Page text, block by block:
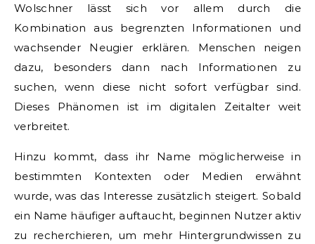
Wolschner lässt sich vor allem durch die
Kombination aus begrenzten Informationen und
wachsender Neugier erklären. Menschen neigen
dazu, besonders dann nach Informationen zu
suchen, wenn diese nicht sofort verfügbar sind.
Dieses Phänomen ist im digitalen Zeitalter weit
verbreitet.
Hinzu kommt, dass ihr Name möglicherweise in
bestimmten Kontexten oder Medien erwähnt
wurde, was das Interesse zusätzlich steigert. Sobald
ein Name häufiger auftaucht, beginnen Nutzer aktiv
zu recherchieren, um mehr Hintergrundwissen zu